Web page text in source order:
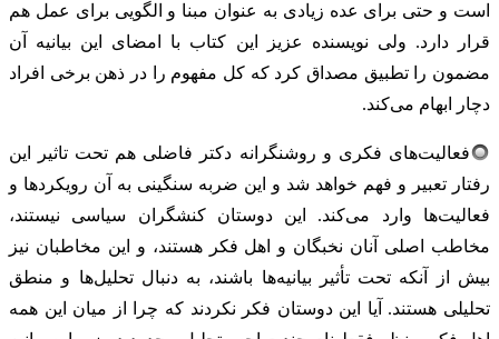
است و حتی برای عده‌ زیادی به عنوان مبنا و الگویی برای عمل هم
قرار دارد. ولی نویسنده عزیز این کتاب با امضای این بیانیه آن
مضمون را تطبیق مصداق کرد که کل مفهوم را در ذهن برخی افراد
دچار ابهام می‌کند.
فعالیت‌های فکری و روشنگرانه دکتر فاضلی هم تحت تاثیر این
رفتار تعبیر و فهم خواهد شد و این ضربه سنگینی به آن رویکردها و
فعالیت‌ها وارد می‌کند. این دوستان کنشگران سیاسی نیستند،
مخاطب اصلی آنان نخبگان و اهل فکر هستند، و این مخاطبان نیز
بیش از آنکه تحت تأثیر بیانیه‌ها باشند، به دنبال تحلیل‌ها و منطق
تحلیلی هستند. آیا این دوستان فکر نکردند که چرا از میان این همه